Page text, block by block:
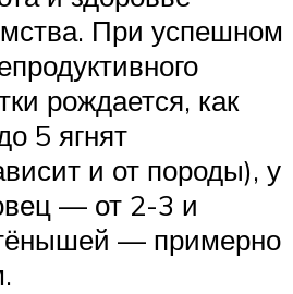
При успешном
рождается, как
5 ягнят
и от породы), у
— от 2-3 и
— примерно